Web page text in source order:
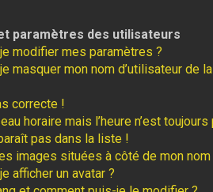
paramètres des utilisateurs
modifier mes paramètres ?
masquer mon nom d’utilisateur de
correcte !
horaire mais l’heure n’est
pas dans la liste !
images situées à côté de mon nom
afficher un avatar ?